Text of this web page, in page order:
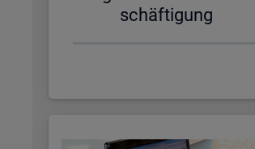
schäf­ti­gung